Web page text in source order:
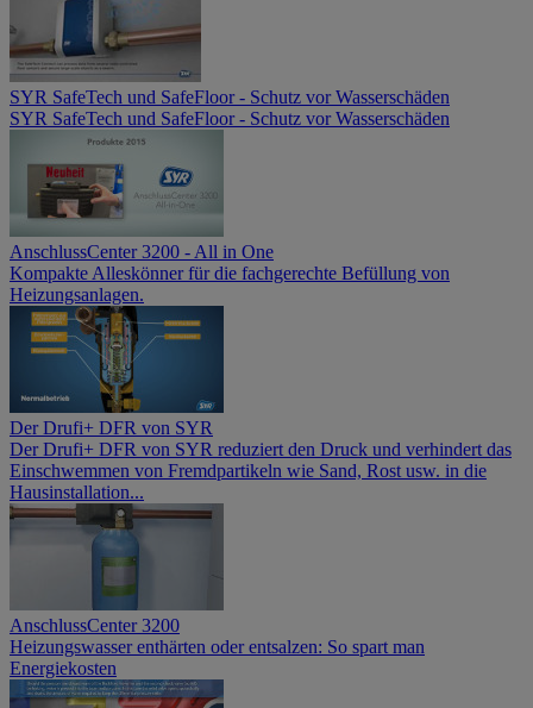
SYR SafeTech und SafeFloor - Schutz vor Wasserschäden
SYR SafeTech und SafeFloor - Schutz vor Wasserschäden
AnschlussCenter 3200 - All in One
Kompakte Alleskönner für die fachgerechte Befüllung von
Heizungsanlagen.
Der Drufi+ DFR von SYR
Der Drufi+ DFR von SYR reduziert den Druck und verhindert das
Einschwemmen von Fremdpartikeln wie Sand, Rost usw. in die
Hausinstallation...
AnschlussCenter 3200
Heizungswasser enthärten oder entsalzen: So spart man
Energiekosten